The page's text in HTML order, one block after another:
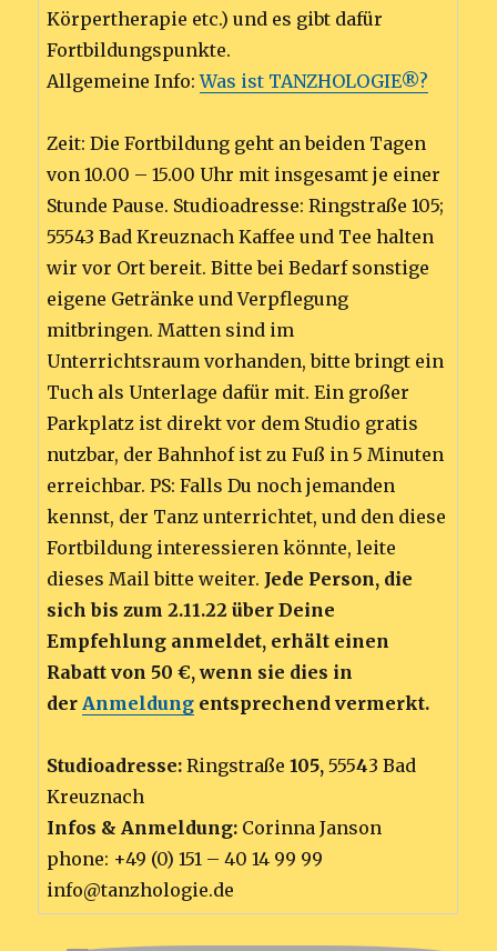
Körpertherapie etc.) und es gibt dafür
Fortbildungspunkte.
Allgemeine Info:Was ist TANZHOLOGIE®?
Zeit: Die Fortbildung geht an beiden Tagen
von 10.00 – 15.00 Uhr mit insgesamt je einer
Stunde Pause. Studioadresse: Ringstraße 105;
55543 Bad Kreuznach Kaffee und Tee halten
wir vor Ort bereit. Bitte bei Bedarf sonstige
eigene Getränke und Verpflegung
mitbringen. Matten sind im
Unterrichtsraum vorhanden, bitte bringt ein
Tuch als Unterlage dafür mit. Ein großer
Parkplatz ist direkt vor dem Studio gratis
nutzbar, der Bahnhof ist zu Fuß in 5 Minuten
erreichbar. PS: Falls Du noch jemanden
kennst, der Tanz unterrichtet, und den diese
Fortbildung interessieren könnte, leite
dieses Mail bitte weiter. Jede Person, die
sich bis zum 2.11.22 über Deine
Empfehlung anmeldet, erhält einen
Rabatt von 50 €, wenn sie dies in
derAnmeldung entsprechend vermerkt.
Studioadresse:Ringstraße105,55543 Bad
Kreuznach
Infos & Anmeldung: Corinna Janson
phone: +49 (0) 151 – 40 14 99 99
info@tanzhologie.de